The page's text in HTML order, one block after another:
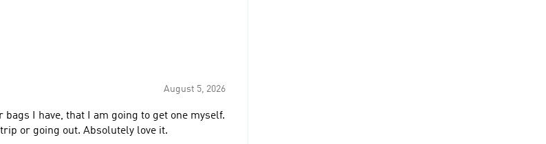
August 5, 2026
I have, that I am going to get one myself.
or going out. Absolutely love it.